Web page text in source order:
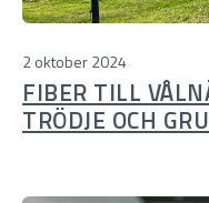
2 oktober 2024
FIBER TILL
TRÖDJE OCH